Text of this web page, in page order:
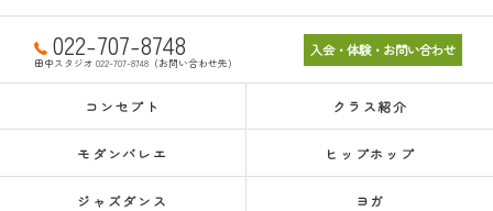
022-707-8748
田中スタジオ 022-707-8748（お問い合わせ先）
入会・体験・お問い合わせ
コンセプト クラス紹介
モダンバレエ ヒップホップ
ジャズダンス ヨガ